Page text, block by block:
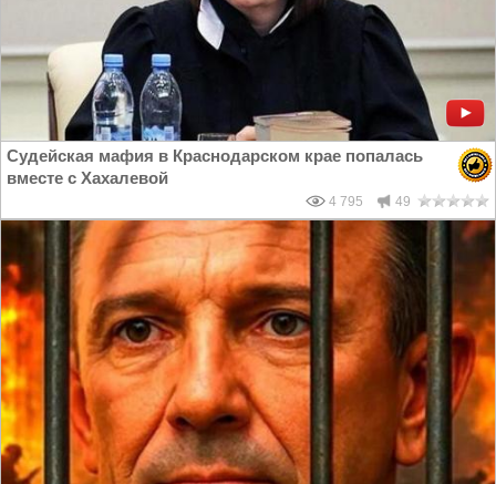
Судейская мафия в Краснодарском крае попалась
вместе с Хахалевой
4 795 49